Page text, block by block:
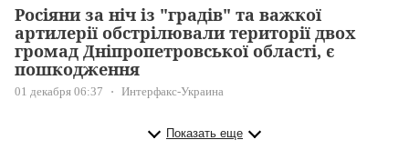
Росіяни за ніч із "градів" та важкої
артилерії обстрілювали території двох
громад Дніпропетровської області, є
пошкодження
01 декабря 06:37 Интерфакс-Украина
Показать еще